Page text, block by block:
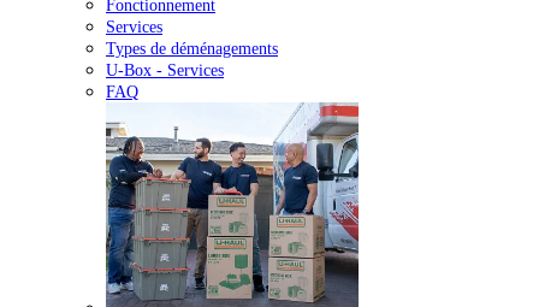
Fonctionnement
Services
Types de déménagements
U-Box - Services
FAQ